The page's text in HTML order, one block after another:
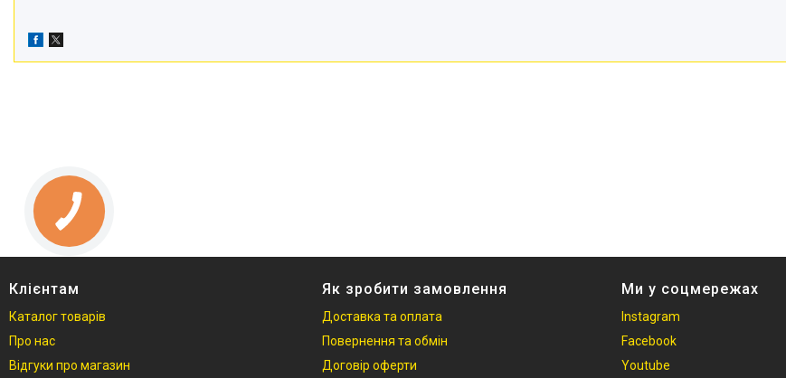
Клієнтам
Каталог товарів
Про нас
Відгуки про магазин
Як зробити замовлення
Доставка та оплата
Повернення та обмін
Договір оферти
Ми у соцмережах
Instagram
Facebook
Youtube